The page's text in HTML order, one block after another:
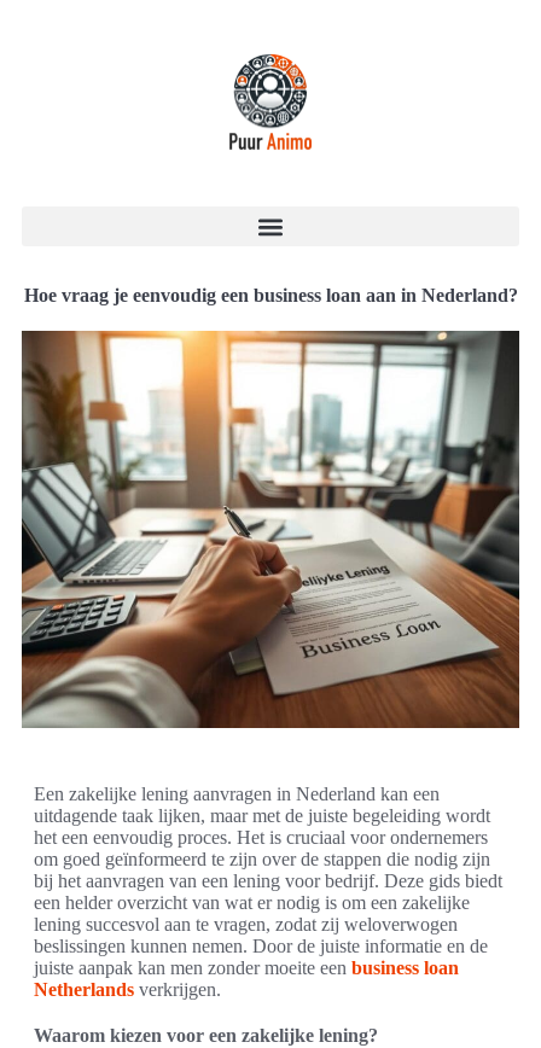
Hoe vraag je eenvoudig een business loan aan in Nederland?
Een zakelijke lening aanvragen in Nederland kan een
uitdagende taak lijken, maar met de juiste begeleiding wordt
het een eenvoudig proces. Het is cruciaal voor ondernemers
om goed geïnformeerd te zijn over de stappen die nodig zijn
bij het aanvragen van een lening voor bedrijf. Deze gids biedt
een helder overzicht van wat er nodig is om een zakelijke
lening succesvol aan te vragen, zodat zij weloverwogen
beslissingen kunnen nemen. Door de juiste informatie en de
juiste aanpak kan men zonder moeite een business loan
Netherlands verkrijgen.
Waarom kiezen voor een zakelijke lening?